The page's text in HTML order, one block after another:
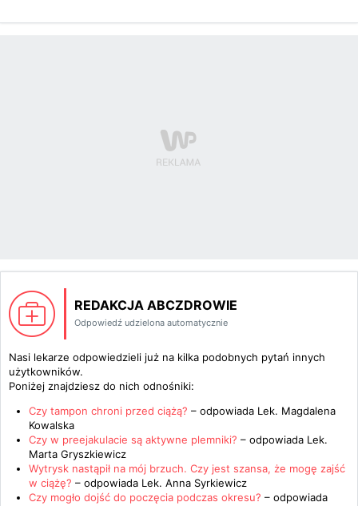
REDAKCJA ABCZDROWIE
Odpowiedź udzielona automatycznie
Nasi lekarze odpowiedzieli już na kilka podobnych pytań innych
użytkowników.
Poniżej znajdziesz do nich odnośniki:
Czy tampon chroni przed ciążą? – odpowiada Lek. Magdalena
Kowalska
Czy w preejakulacie są aktywne plemniki? – odpowiada Lek.
Marta Gryszkiewicz
Wytrysk nastąpił na mój brzuch. Czy jest szansa, że mogę zajść
w ciążę? – odpowiada Lek. Anna Syrkiewicz
Czy mogło dojść do poczęcia podczas okresu? – odpowiada